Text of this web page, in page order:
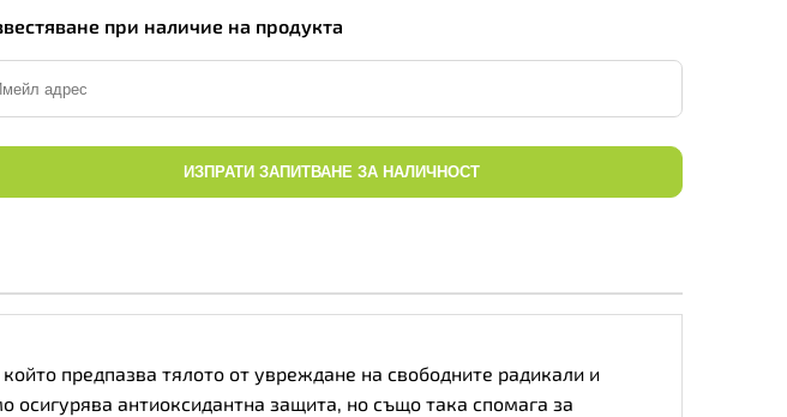
при наличие на продукта
ИЗПРАТИ ЗАПИТВАНЕ ЗА НАЛИЧНОСТ
предпазва тялото от увреждане на свободните радикали и
осигурява антиоксидантна защита, но също така спомага за